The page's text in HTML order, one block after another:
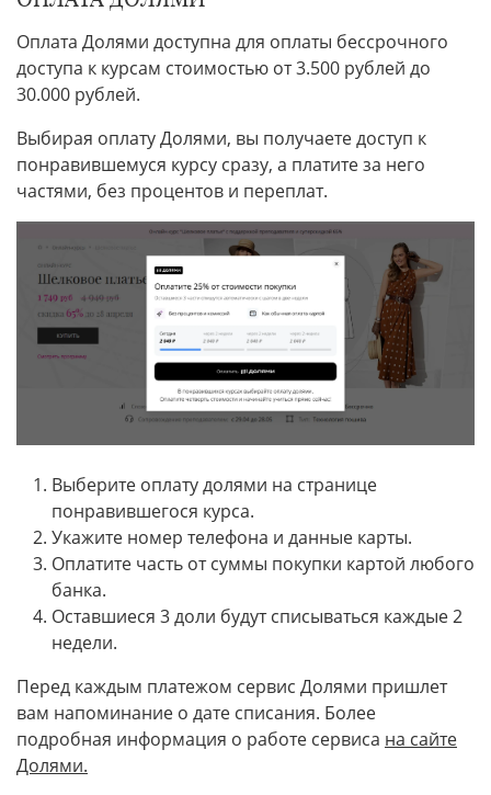
Оплата Долями доступна для оплаты бессрочного
доступа к курсам стоимостью от 3.500 рублей до
30.000 рублей.
Выбирая оплату Долями, вы получаете доступ к
понравившемуся курсу сразу, а платите за него
частями, без процентов и переплат.
Выберите оплату долями на странице
понравившегося курса.
Укажите номер телефона и данные карты.
Оплатите часть от суммы покупки картой любого
банка.
Оставшиеся 3 доли будут списываться каждые 2
недели.
Перед каждым платежом сервис Долями пришлет
вам напоминание о дате списания. Более
подробная информация о работе сервиса на сайте
Долями.